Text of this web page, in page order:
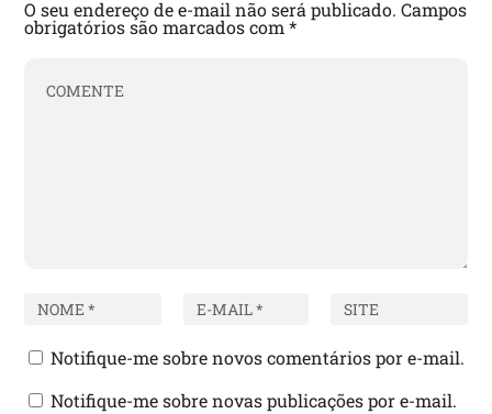
O seu endereço de e-mail não será publicado. Campos
obrigatórios são marcados com*
Notifique-me sobre novos comentários por e-mail.
Notifique-me sobre novas publicações por e-mail.